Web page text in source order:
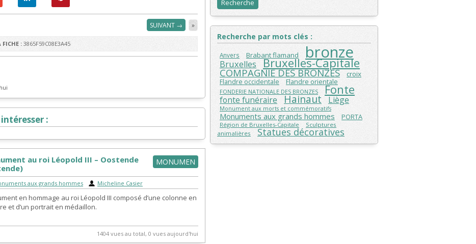
SUIVANT → »
: 3865F59C08E3A45
:
MONUMEN
au roi Léopold III – Oostende
aux grands hommes Micheline Casier
en hommage au roi Léopold III composé d’une colonne en
et d’un portrait en médaillon.
1404 vues au total, 0 vues aujourd'hui
Recherche par mots clés :
Anvers Brabant flamand bronze
Bruxelles Bruxelles-Capitale
COMPAGNIE DES BRONZES croix
Flandre occidentale Flandre orientale
FONDERIE NATIONALE DES BRONZES Fonte
fonte funéraire Hainaut Liège
Monument aux morts et commémoratifs
Monuments aux grands hommes PORTA
Région de Bruxelles-Capitale
Sculptures
animalières
Statues décoratives